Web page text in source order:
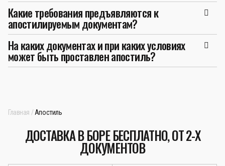
Какие требования предъявляются к
апостилируемым документам?
На каких документах и при каких условиях
может быть проставлен апостиль?
Главная Апостиль
ДОСТАВКА В БОРЕ БЕСПЛАТНО, ОТ 2-Х
ДОКУМЕНТОВ